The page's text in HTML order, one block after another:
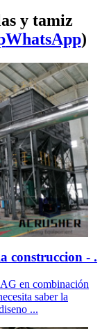
y tamiz
WhatsApp)
construccion - .
en combinación
saber la
...